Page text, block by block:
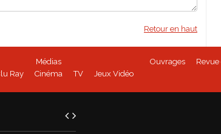
Retour en haut
Médias
Ray
Cinéma TV Jeux Vidéo
Ouvrages Revue